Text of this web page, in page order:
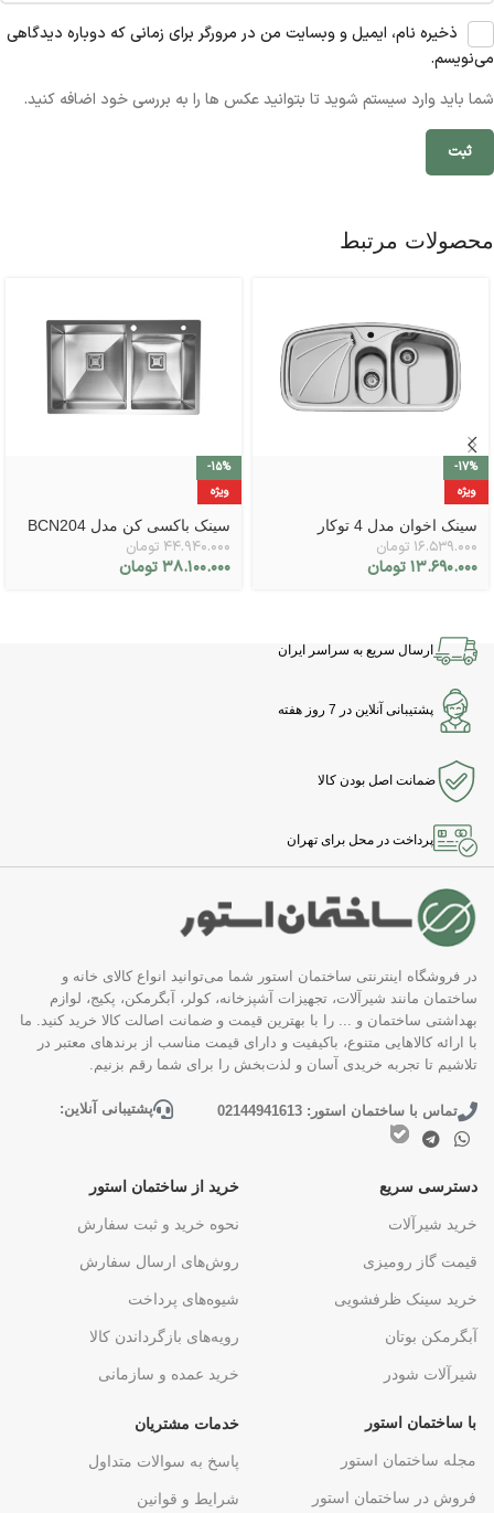
ذخیره نام، ایمیل و وبسایت من در مرورگر برای زمانی که دوباره دیدگاهی
می‌نویسم.
شما باید وارد سیستم شوید تا بتوانید عکس ها را به بررسی خود اضافه کنید.
محصولات مرتبط
-17%
ویژه
سینک اخوان مدل 4 توکار
۱۶.۵۳۹.۰۰۰ تومان
۱۳.۶۹۰.۰۰۰تومان
-15%
ویژه
سینک باکسی کن مدل BCN204
۴۴.۹۴۰.۰۰۰ تومان
۳۸.۱۰۰.۰۰۰تومان
ارسال سریع به سراسر ایران
پشتیبانی آنلاین در 7 روز هفته
ضمانت اصل بودن کالا
پرداخت در محل برای تهران
در فروشگاه اینترنتی ساختمان استور شما می‌توانید انواع کالای خانه و
ساختمان مانند شیرآلات، تجهیزات آشپزخانه، کولر، آبگرمکن، پکیج، لوازم
بهداشتی ساختمان و ... را با بهترین قیمت و ضمانت اصالت کالا خرید کنید. ما
با ارائه کالاهایی متنوع، باکیفیت و دارای قیمت مناسب از برندهای معتبر در
تلاشیم تا تجربه خریدی آسان و لذت‌بخش را برای شما رقم بزنیم.
تماس با ساختمان استور: 02144941613 پشتیبانی آنلاین:
دسترسی سریع
خرید شیرآلات
قیمت گاز رومیزی
خرید سینک ظرفشویی
آبگرمکن بوتان
شیرآلات شودر
خرید از ساختمان استور
نحوه خرید و ثبت سفارش
روش‌های ارسال سفارش
شیوه‌های پرداخت
رویه‌های بازگرداندن کالا
خرید عمده و سازمانی
با ساختمان استور
مجله ساختمان استور
فروش در ساختمان استور
خدمات مشتریان
پاسخ به سوالات متداول
شرایط و قوانین